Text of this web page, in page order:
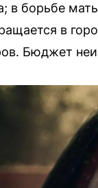
в борьбе
в
Бюджет